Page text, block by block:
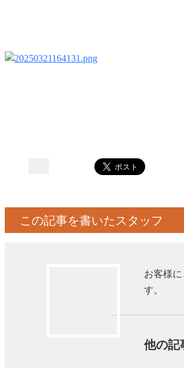
この記事を書いたスタッフ
お客様
す。
他の